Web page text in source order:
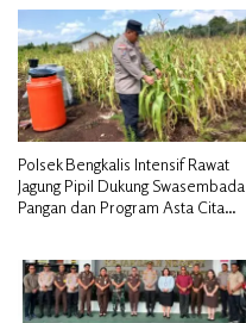
Polsek Bengkalis Intensif Rawat
Jagung Pipil Dukung Swasembada
Pangan dan Program Asta Cita